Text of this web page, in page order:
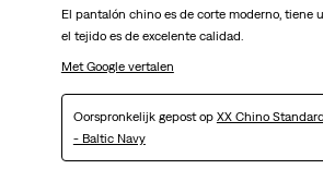
El pantalón chino es de corte moderno, tiene
el tejido es de excelente calidad.
Met Google vertalen
Oorspronkelijk gepost op XX Chino
- Baltic Navy